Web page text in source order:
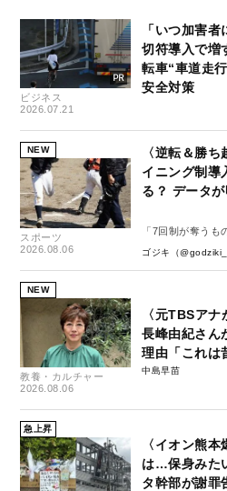
ビジネス
2026.07.21
「いつ加害
切符導入で増
転車“車道走
安全対策
NEW
スポーツ
2026.08.06
〈逆転＆勝
イニング制導
る？ データ
「7回制が奪う
失-」
ゴジキ（
NEW
教養・カルチャー
2026.08.06
〈元TBSアナ
長峰由紀さん
理由「これは
中島早苗
急上昇
〈イオン熊
は…保身みた
タ幹部が謝罪